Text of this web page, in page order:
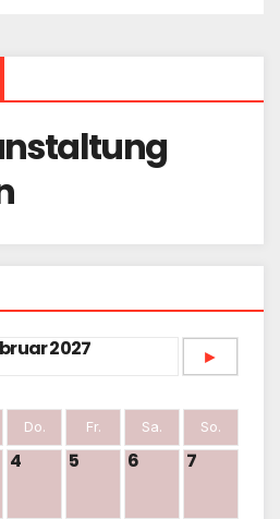
2027 ►
Do. Fr. Sa. So.
4 5 6 7